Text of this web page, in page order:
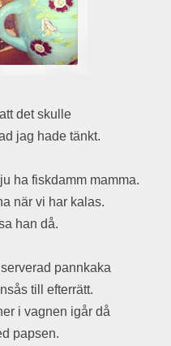
det skulle
jag hade tänkt.
ha fiskdamm mamma.
när vi har kalas.
han då.
pannkaka
till efterrätt.
i vagnen igår då
papsen.